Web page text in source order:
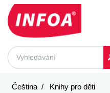
Čeština Knihy pro děti